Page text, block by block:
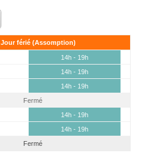
Jour férié (Assomption)
14h - 19h
14h - 19h
14h - 19h
Fermé
14h - 19h
14h - 19h
Fermé